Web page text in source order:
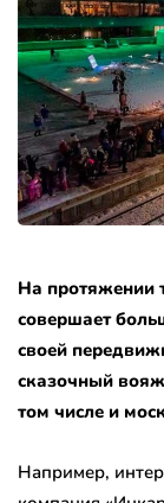
На протяжении
совершает
своей
сказочный
том числе и
Например,